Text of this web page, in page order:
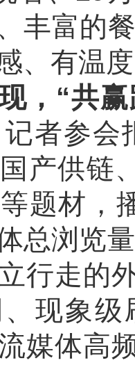
丰富的
、有温
，“共
者参会
产供链
题材，
总浏览
行走的
现象
媒体高